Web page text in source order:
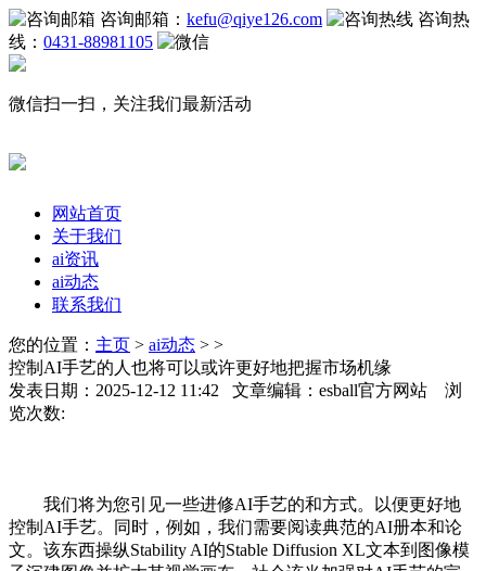
咨询邮箱： kefu@qiye126.com
咨询热
线： 0431-88981105
微信扫一扫，关注我们最新活动
网站首页
关于我们
ai资讯
ai动态
联系我们
您的位置： 主页 > ai动态 > >
控制AI手艺的人也将可以或许更好地把握市场机缘
发表日期：2025-12-12 11:42 文章编辑：esball官方网站 浏
览次数:
我们将为您引见一些进修AI手艺的和方式。以便更好地
控制AI手艺。同时，例如，我们需要阅读典范的AI册本和论
文。该东西操纵Stability AI的Stable Diffusion XL文本到图像模